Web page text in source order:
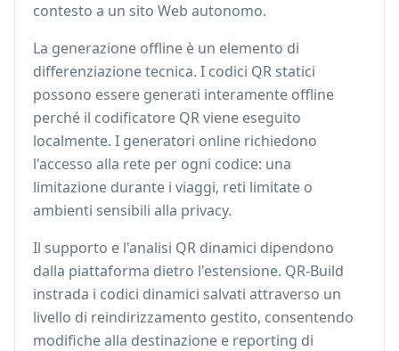
contesto a un sito Web autonomo.
La generazione offline è un elemento di
differenziazione tecnica. I codici QR statici
possono essere generati interamente offline
perché il codificatore QR viene eseguito
localmente. I generatori online richiedono
l'accesso alla rete per ogni codice: una
limitazione durante i viaggi, reti limitate o
ambienti sensibili alla privacy.
Il supporto e l'analisi QR dinamici dipendono
dalla piattaforma dietro l'estensione. QR-Build
instrada i codici dinamici salvati attraverso un
livello di reindirizzamento gestito, consentendo
modifiche alla destinazione e reporting di